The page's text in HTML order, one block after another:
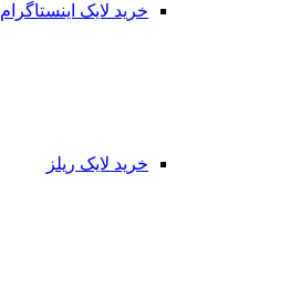
خرید لایک اینستاگرام
خرید لایک ریلز